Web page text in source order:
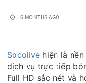
6 MONTHS AGO
Socolive hiện là
dịch vụ trực tiếp
Full HD sắc nét và